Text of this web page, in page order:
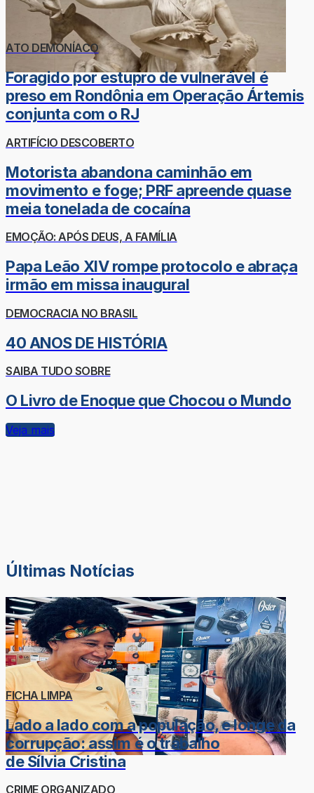
ATO DEMONÍACO
Foragido por estupro de vulnerável é
preso em Rondônia em Operação Ártemis
conjunta com o RJ
ARTIFÍCIO DESCOBERTO
Motorista abandona caminhão em
movimento e foge; PRF apreende quase
meia tonelada de cocaína
EMOÇÃO: APÓS DEUS, A FAMÍLIA
Papa Leão XIV rompe protocolo e abraça
irmão em missa inaugural
DEMOCRACIA NO BRASIL
40 ANOS DE HISTÓRIA
SAIBA TUDO SOBRE
O Livro de Enoque que Chocou o Mundo
Veja mais
Últimas Notícias
FICHA LIMPA
Lado a lado com a população, e longe da
corrupção: assim é o trabalho
de Sílvia Cristina
CRIME ORGANIZADO